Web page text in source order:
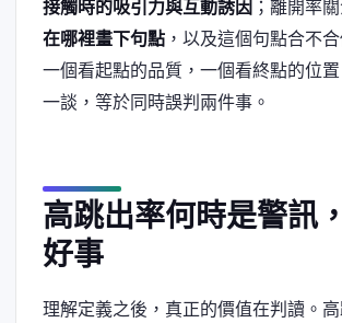
接觸時的吸引力與互動誘因 ；離開率
在哪裡畫下句點 ，以及這個句點合不
一個看起點的品質，一個看終點的位
一談，等於同時誤判兩件事。
高跳出率何時是警訊
好事
理解定義之後，真正的價值在判讀。